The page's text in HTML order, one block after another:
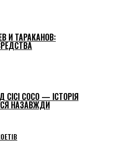
И ТАРАКАНОВ:
COCO — ІСТОРІЯ
НАЗАВЖДИ